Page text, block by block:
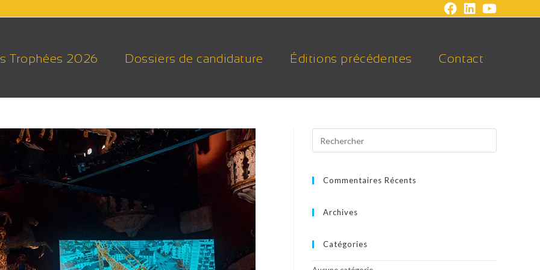
Trophées 2026 Dossiers de candidature Éditions précédentes Contact
Commentaires Récents
Archives
Catégories